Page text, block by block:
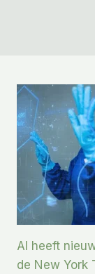
AI heeft
de New York